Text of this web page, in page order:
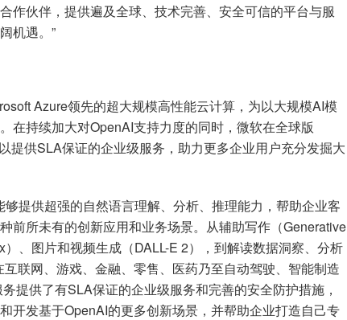
作伙伴，提供遍及全球、技术完善、安全可信的平台与服
机遇。”
Azure领先的超大规模高性能云计算，为以大规模AI模
在持续加大对OpenAI支持力度的同时，微软在全球版
提供SLA保证的企业级服务，助力更多企业用户充分发掘大
提供超强的自然语言理解、分析、推理能力，帮助企业客
前所未有的创新应用和业务场景。从辅助写作（Generative
、图片和视频生成（DALL-E 2），到解读数据洞察、分析
联网、游戏、金融、零售、医药乃至自动驾驶、智能制造
提供了有SLA保证的企业级服务和完善的安全防护措施，
开发基于OpenAI的更多创新场景，并帮助企业打造自己专